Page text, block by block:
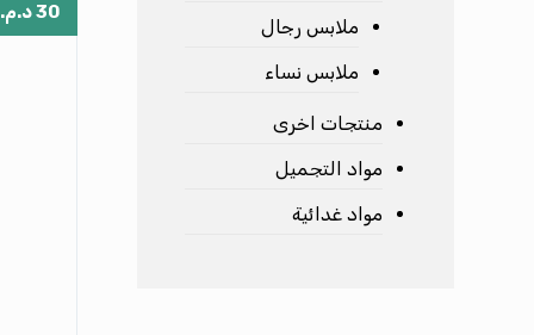
30د.م.
ملابس رجال
ملابس نساء
منتجات اخرى
مواد التجميل
مواد غدائية